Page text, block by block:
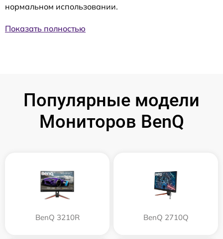
нормальном использовании.
Показать полностью
Популярные модели
Мониторов BenQ
BenQ 3210R BenQ 2710Q